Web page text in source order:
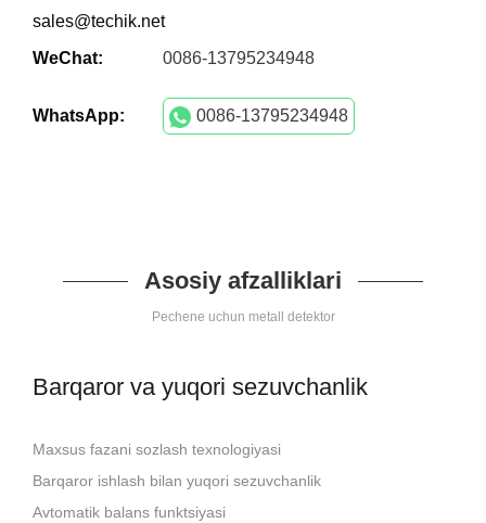
sales@techik.net
WeChat:
0086-13795234948
WhatsApp: 0086-13795234948
Asosiy afzalliklari
Pechene uchun metall detektor
Barqaror va yuqori sezuvchanlik
Maxsus fazani sozlash texnologiyasi
Barqaror ishlash bilan yuqori sezuvchanlik
Avtomatik balans funktsiyasi